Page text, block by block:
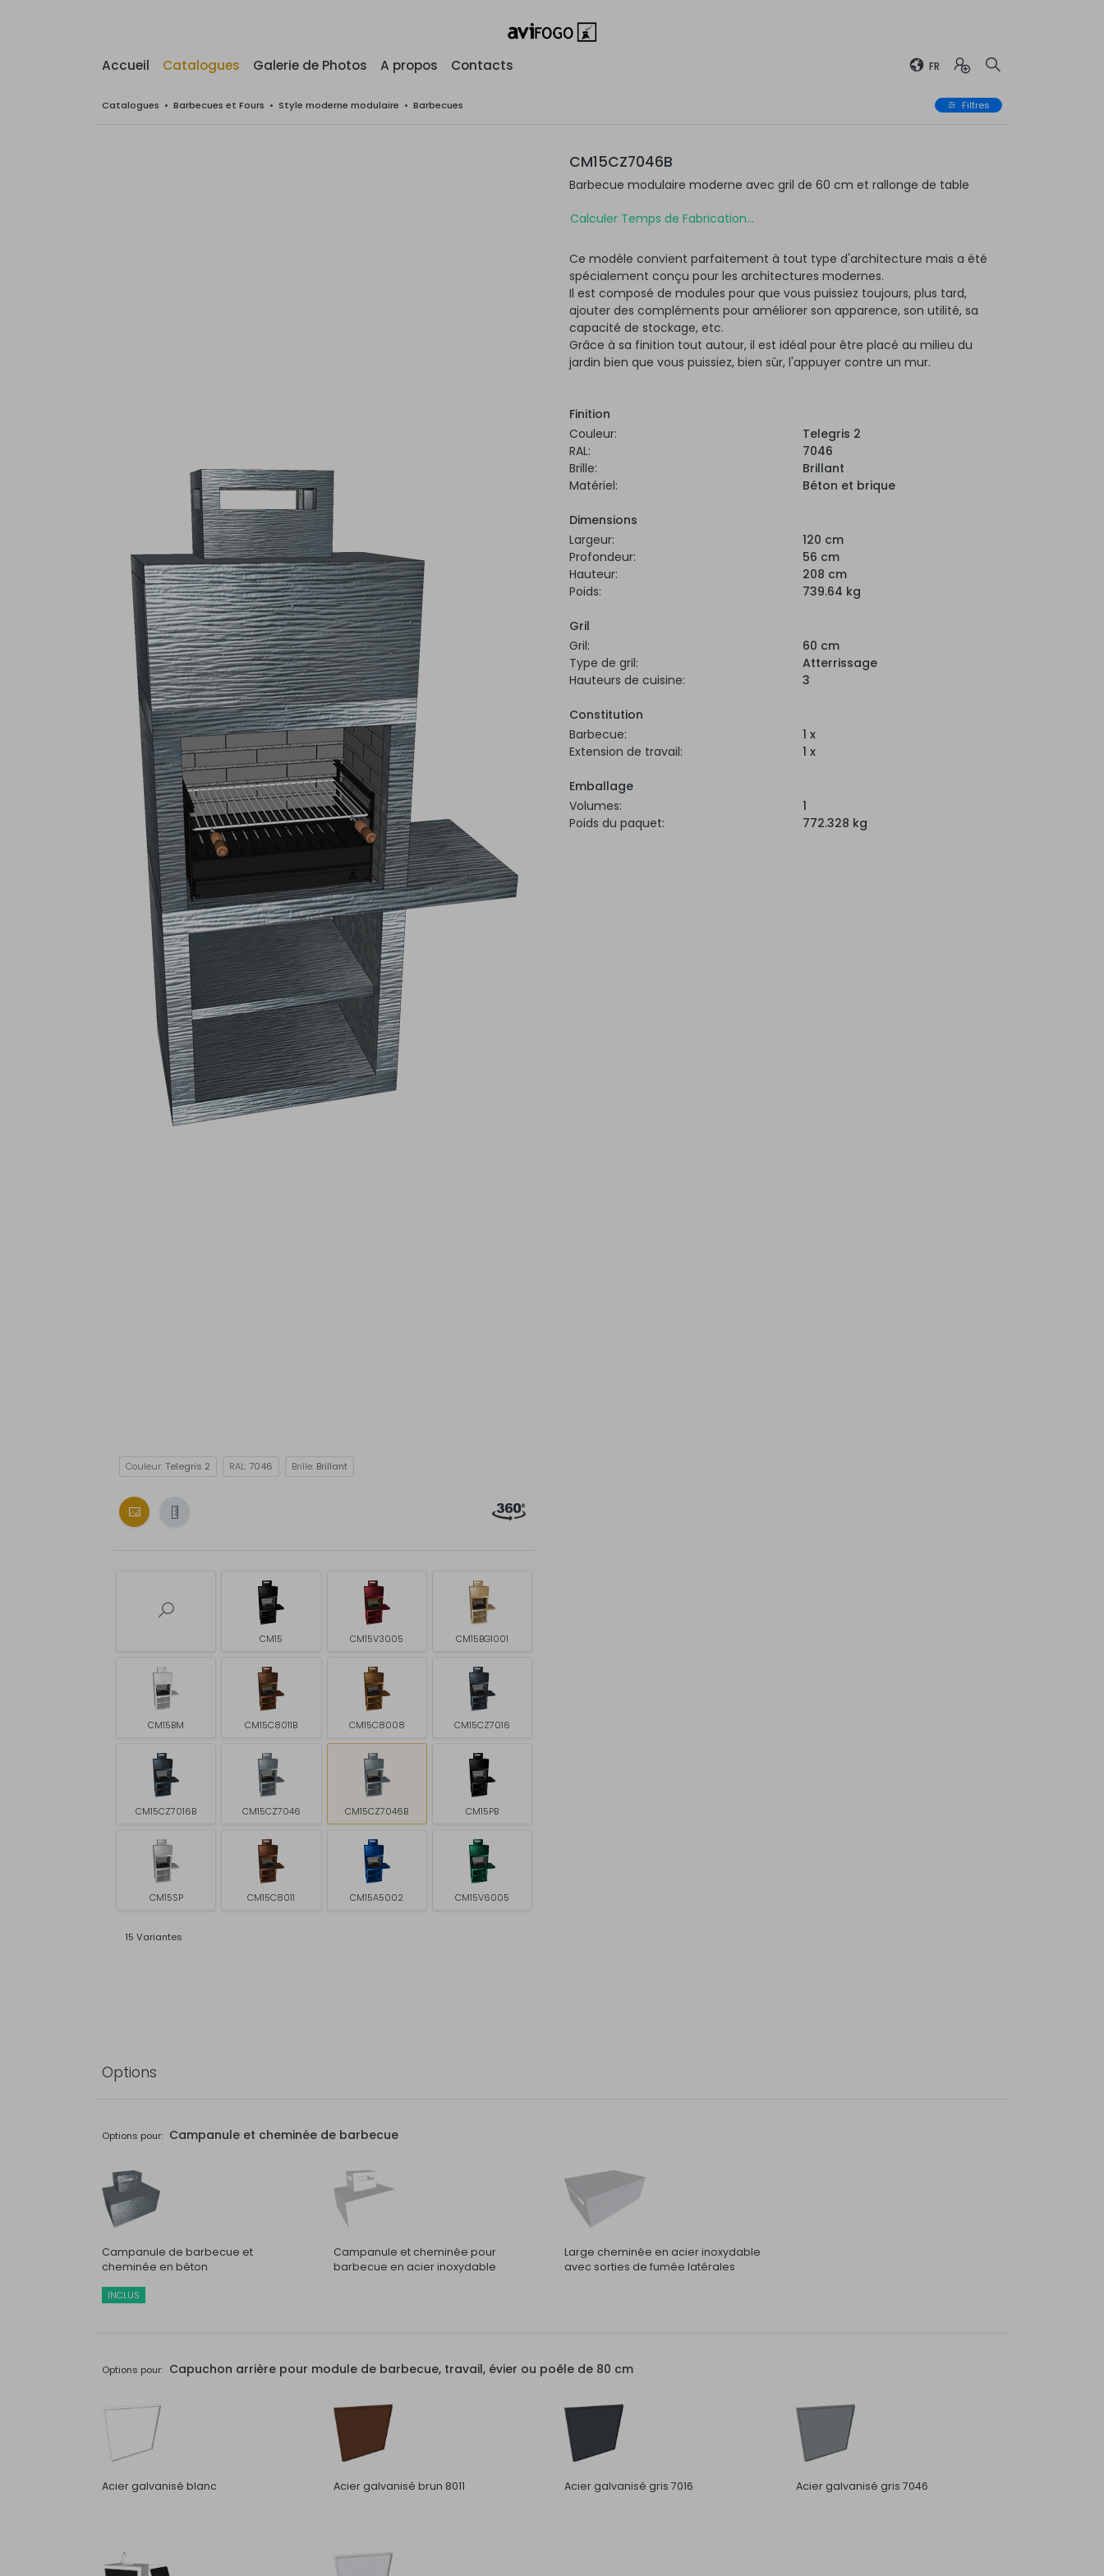
Accueil Catalogues Galerie de Photos A propos Contacts FR
Catalogues • Barbecues et Fours • Style moderne modulaire • Barbecues Filtres
Couleur: Telegris 2 RAL:7046 Brille: Brillant
CM15 CM15V3005 CM15BG1001
CM15BM CM15C8011B CM15C8008 CM15CZ7016
CM15CZ7016B CM15CZ7046 CM15CZ7046B CM15PB
CM15SP CM15C8011 CM15A5002 CM15V6005
15 Variantes
CM15CZ7046B
Barbecue modulaire moderne avec gril de 60 cm et rallonge de table
Calculer Temps de Fabrication...
Ce modèle convient parfaitement à tout type d'architecture mais a été
spécialement conçu pour les architectures modernes.
Il est composé de modules pour que vous puissiez toujours, plus tard,
ajouter des compléments pour améliorer son apparence, son utilité, sa
capacité de stockage, etc.
Grâce à sa finition tout autour, il est idéal pour être placé au milieu du
jardin bien que vous puissiez, bien sûr, l'appuyer contre un mur.
Finition
Couleur:
Telegris 2
RAL:
7046
Brille:
Brillant
Matériel:
Béton et brique
Dimensions
Largeur:
120 cm
Profondeur:
56 cm
Hauteur:
208 cm
Poids:
739.64 kg
Gril
Gril:
60 cm
Type de gril:
Atterrissage
Hauteurs de cuisine:
3
Constitution
Barbecue:
1 x
Extension de travail:
1 x
Emballage
Volumes:
1
Poids du paquet:
772.328 kg
Options
Options pour: Campanule et cheminée de barbecue
Campanule de barbecue et
cheminée en béton
INCLUS
Campanule et cheminée pour
barbecue en acier inoxydable
Large cheminée en acier inoxydable
avec sorties de fumée latérales
Options pour: Capuchon arrière pour module de barbecue, travail, évier ou poêle de 80 cm
Acier galvanisé blanc Acier galvanisé brun 8011 Acier galvanisé gris 7016 Acier galvanisé gris 7046